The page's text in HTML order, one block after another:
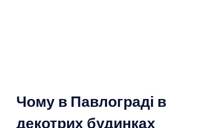
Чому в Павлограді в
декотрих будинках